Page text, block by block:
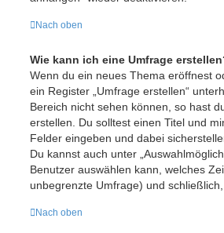
Nach oben
Wie kann ich eine Umfrage
Wenn du ein neues Thema eröffnest
ein Register „Umfrage erstellen“
Bereich nicht sehen können, so hast
erstellen. Du solltest einen Titel und
Felder eingeben und dabei
Du kannst auch unter
Benutzer auswählen kann, welches
unbegrenzte Umfrage) und
Nach oben